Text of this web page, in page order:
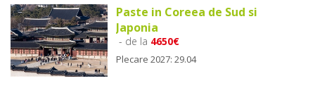
Paste in Coreea de Sud si
Japonia
- de la 4650€
Plecare 2027: 29.04